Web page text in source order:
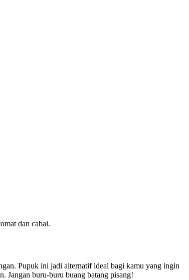
dan cabai.
Pupuk ini jadi alternatif ideal bagi kamu yang ingin
Jangan buru-buru buang batang pisang!